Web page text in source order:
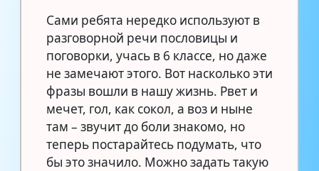
Сами ребята нередко используют в
разговорной речи пословицы и
поговорки, учась в 6 классе, но даже
не замечают этого. Вот насколько эти
фразы вошли в нашу жизнь. Рвет и
мечет, гол, как сокол, а воз и ныне
там – звучит до боли знакомо, но
теперь постарайтесь подумать, что
бы это значило. Можно задать такую